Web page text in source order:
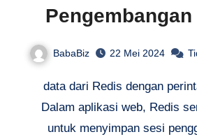
BabaBiz 22 Mei 2024
data dari Redis dengan
Dalam aplikasi web, Redis
untuk menyimpan sesi